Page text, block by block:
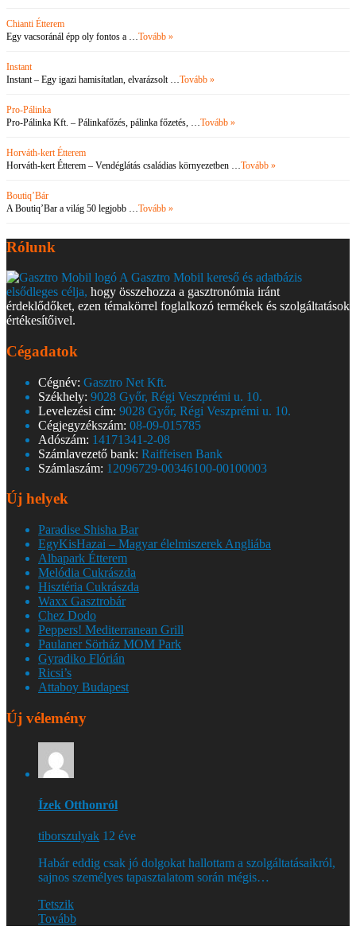
Chianti Étterem
Egy vacsoránál épp oly fontos a …Tovább »
Instant
Instant – Egy igazi hamisítatlan, elvarázsolt …Tovább »
Pro-Pálinka
Pro-Pálinka Kft. – Pálinkafőzés, pálinka főzetés, …Tovább »
Horváth-kert Étterem
Horváth-kert Étterem – Vendéglátás családias környezetben …Tovább »
Boutiq’Bár
A Boutiq’Bar a világ 50 legjobb …Tovább »
Rólunk
A Gasztro Mobil kereső és adatbázis
elsődleges célja, hogy összehozza a gasztronómia iránt
érdeklődőket, ezen témakörrel foglalkozó termékek és szolgáltatások
értékesítőivel.
Cégadatok
Cégnév: Gasztro Net Kft.
Székhely: 9028 Győr, Régi Veszprémi u. 10.
Levelezési cím: 9028 Győr, Régi Veszprémi u. 10.
Cégjegyzékszám: 08-09-015785
Adószám: 14171341-2-08
Számlavezető bank: Raiffeisen Bank
Számlaszám: 12096729-00346100-00100003
Új helyek
Paradise Shisha Bar
EgyKisHazai – Magyar élelmiszerek Angliába
Albapark Étterem
Melódia Cukrászda
Hisztéria Cukrászda
Waxx Gasztrobár
Chez Dodo
Peppers! Mediterranean Grill
Paulaner Sörház MOM Park
Gyradiko Flórián
Ricsi’s
Attaboy Budapest
Új vélemény
Ízek Otthonról
tiborszulyak 12 éve
Habár eddig csak jó dolgokat hallottam a szolgáltatásaikról,
sajnos személyes tapasztalatom során mégis…
Tetszik
Tovább